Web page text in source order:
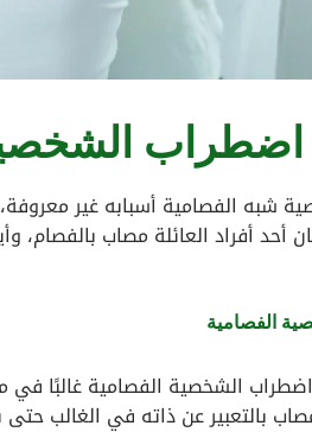
شبه الفصامية أسبابه غير
أحد أفراد العائلة مصاب
الفصامية
الشخصية الفصامية غالبًا في
بالتعبير عن ذاته في الغالب